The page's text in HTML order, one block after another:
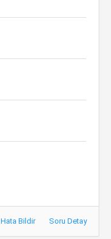
Hata Bildir Soru Detay